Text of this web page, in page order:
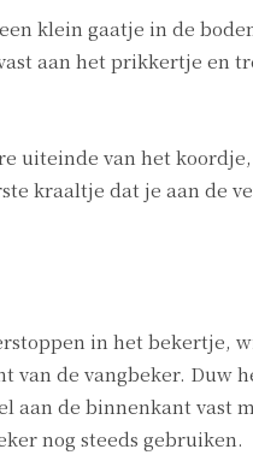
klein gaatje in de
aan het prikkertje en
uiteinde van het
kraaltje dat je aan de
in het bekertje,
van de vangbeker. Duw
aan de binnenkant vast
nog steeds gebruiken.